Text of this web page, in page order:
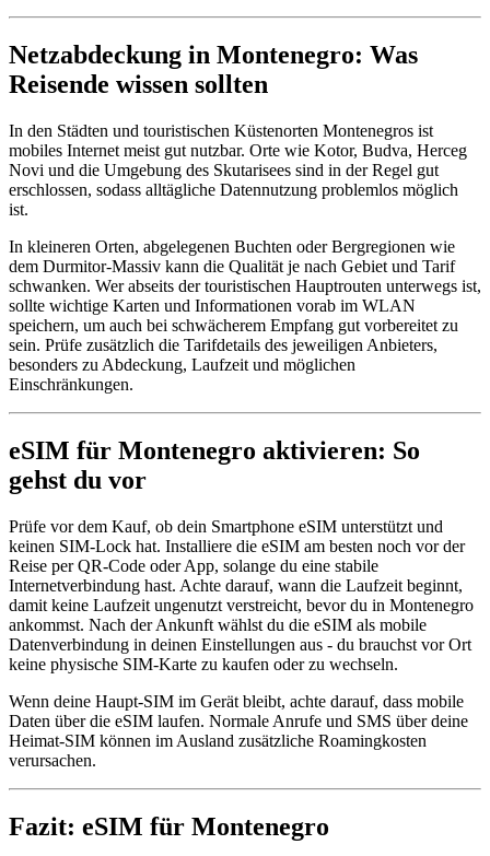
Netzabdeckung in Montenegro: Was
Reisende wissen sollten
In den Städten und touristischen Küstenorten Montenegros ist
mobiles Internet meist gut nutzbar. Orte wie Kotor, Budva, Herceg
Novi und die Umgebung des Skutarisees sind in der Regel gut
erschlossen, sodass alltägliche Datennutzung problemlos möglich
ist.
In kleineren Orten, abgelegenen Buchten oder Bergregionen wie
dem Durmitor-Massiv kann die Qualität je nach Gebiet und Tarif
schwanken. Wer abseits der touristischen Hauptrouten unterwegs ist,
sollte wichtige Karten und Informationen vorab im WLAN
speichern, um auch bei schwächerem Empfang gut vorbereitet zu
sein. Prüfe zusätzlich die Tarifdetails des jeweiligen Anbieters,
besonders zu Abdeckung, Laufzeit und möglichen
Einschränkungen.
eSIM für Montenegro aktivieren: So
gehst du vor
Prüfe vor dem Kauf, ob dein Smartphone eSIM unterstützt und
keinen SIM-Lock hat. Installiere die eSIM am besten noch vor der
Reise per QR-Code oder App, solange du eine stabile
Internetverbindung hast. Achte darauf, wann die Laufzeit beginnt,
damit keine Laufzeit ungenutzt verstreicht, bevor du in Montenegro
ankommst. Nach der Ankunft wählst du die eSIM als mobile
Datenverbindung in deinen Einstellungen aus - du brauchst vor Ort
keine physische SIM-Karte zu kaufen oder zu wechseln.
Wenn deine Haupt-SIM im Gerät bleibt, achte darauf, dass mobile
Daten über die eSIM laufen. Normale Anrufe und SMS über deine
Heimat-SIM können im Ausland zusätzliche Roamingkosten
verursachen.
Fazit: eSIM für Montenegro